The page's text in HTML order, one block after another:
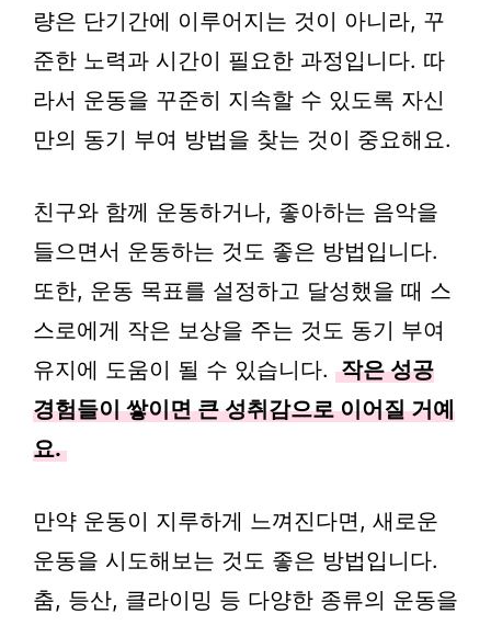
량은 단기간에 이루어지는 것이 아니라, 꾸
준한 노력과 시간이 필요한 과정입니다. 따
라서 운동을 꾸준히 지속할 수 있도록 자신
만의 동기 부여 방법을 찾는 것이 중요해요.
친구와 함께 운동하거나, 좋아하는 음악을
들으면서 운동하는 것도 좋은 방법입니다.
또한, 운동 목표를 설정하고 달성했을 때 스
스로에게 작은 보상을 주는 것도 동기 부여
유지에 도움이 될 수 있습니다. 작은 성공
경험들이 쌓이면 큰 성취감으로 이어질 거예
요.
만약 운동이 지루하게 느껴진다면, 새로운
운동을 시도해보는 것도 좋은 방법입니다.
춤, 등산, 클라이밍 등 다양한 종류의 운동을